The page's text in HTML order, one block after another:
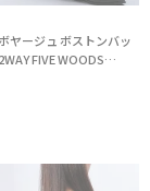
ヤージュ ボストンバッ
FIVE WOODS